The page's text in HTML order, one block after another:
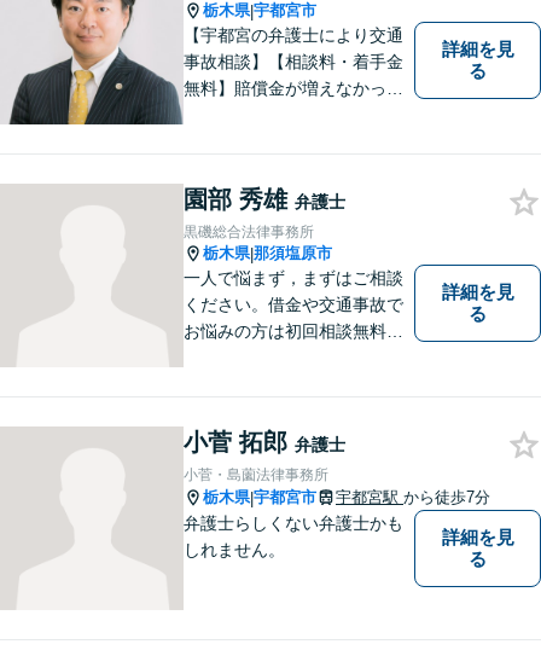
栃木県|宇都宮市
【宇都宮の弁護士により交通
事故相談】【相談料・着手金
無料】賠償金が増えなかった
う強い思いから，交通事故問
題に積極的に取り組んでいま
す。お気軽にお問い合わせく
ださい。
詳細を見
る
園部 秀雄 弁護士
黒磯総合法律事務所
栃木県|那須塩原市
一人で悩まず，まずはご相談
ください。借金や交通事故で
お悩みの方は初回相談無料で
詳細を見
る
小菅 拓郎 弁護士
小菅・島薗法律事務所
栃木県|宇都宮市 宇都宮駅 から徒歩7分
弁護士らしくない弁護士かも
しれません。
詳細を見
る